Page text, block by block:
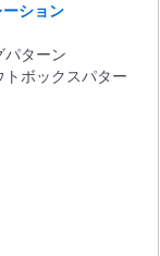
ション
パターン
トボックスパター